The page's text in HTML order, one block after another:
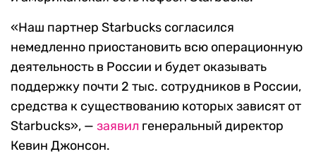
«Наш партнер Starbucks согласился
немедленно приостановить всю операционную
деятельность в России и будет оказывать
поддержку почти 2 тыс. сотрудников в России,
средства к существованию которых зависят от
Starbucks», — заявил генеральный директор
Кевин Джонсон.